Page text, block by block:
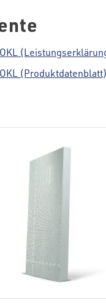
(Produktdatenblatt)